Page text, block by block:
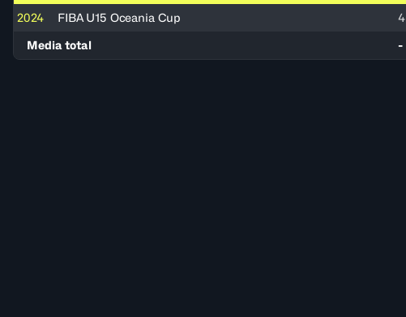
2024 FIBA U15 Oceania Cup 4
Media total
-